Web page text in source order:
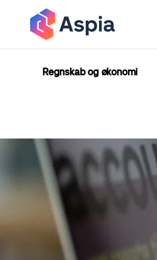
hovedindhold
Regnskab og økonomi